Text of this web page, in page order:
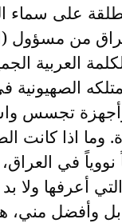
على سماء
من مسؤول
العربية
الصهيونية
تجسس
اذا كانت
في
أعرفها ولا
بل وأفضل مني،